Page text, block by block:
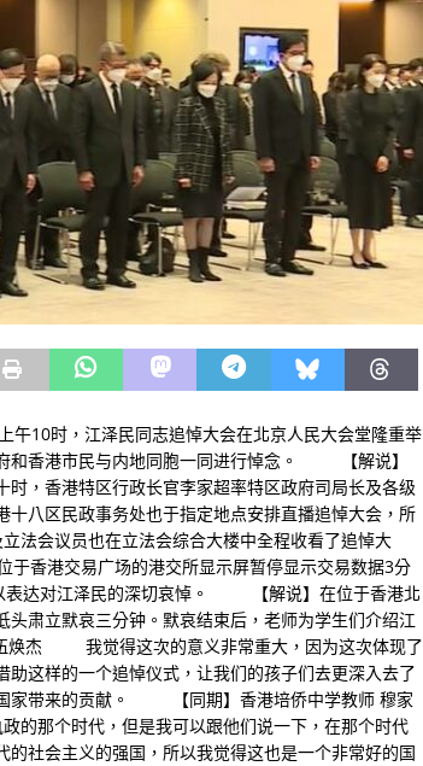
10时，江泽民同志追悼大会在北京人民大会堂隆重举
和香港市民与内地同胞一同进行悼念。 【解说】
，香港特区行政长官李家超率特区政府司局长及各级
八区民政事务处也于指定地点安排直播追悼大会，所
法会议员也在立法会综合大楼中全程收看了追悼大
港交易广场的港交所显示屏暂停显示交易数据3分
表达对江泽民的深切哀悼。 【解说】在位于香港北
肃立默哀三分钟。默哀结束后，老师为学生们介绍江
杰 我觉得这次的意义非常重大，因为这次体现了
这样的一个追悼仪式，让我们的孩子们去更深入去了
家带来的贡献。 【同期】香港培侨中学教师 穆家
那个时代，但是我可以跟他们说一下，在那个时代
社会主义的强国，所以我觉得这也是一个非常好的国